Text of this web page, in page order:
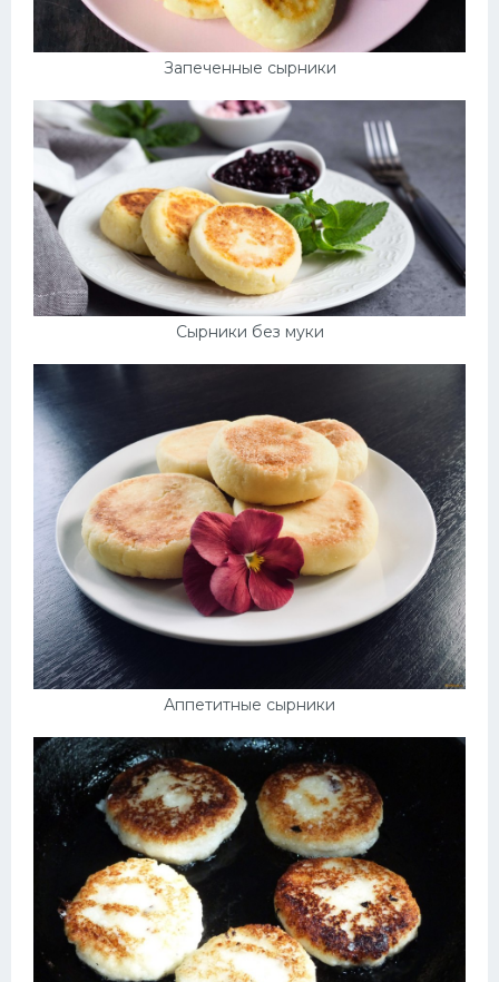
Запеченные сырники
Сырники без муки
Аппетитные сырники